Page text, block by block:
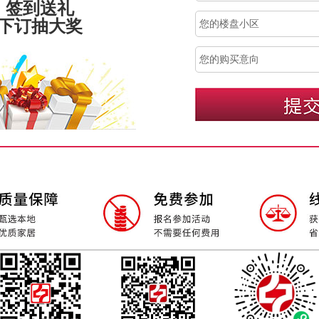
签到送礼
订抽大奖